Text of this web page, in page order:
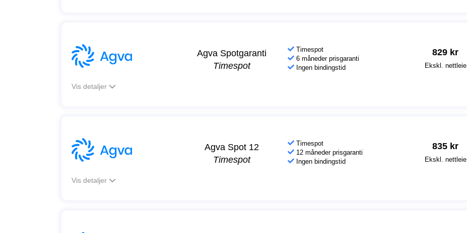
Agva Spotgaranti
Timespot
Timespot
6 måneder prisgaranti
Ingen bindingstid
829 kr
Ekskl. nettleie
Vis detaljer
Agva Spot 12
Timespot
Timespot
12 måneder prisgaranti
Ingen bindingstid
835 kr
Ekskl. nettleie
Vis detaljer